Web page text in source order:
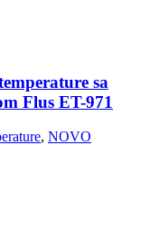
sa
Flus ET-971
, NOVO